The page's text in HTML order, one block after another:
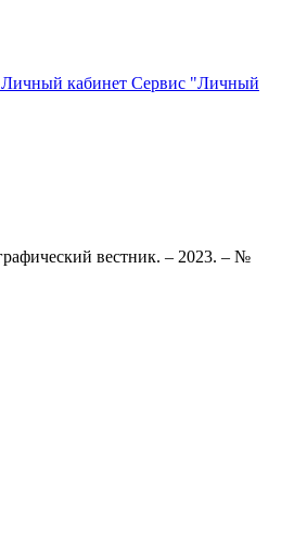
Сервис "Личный
вестник. – 2023. – №